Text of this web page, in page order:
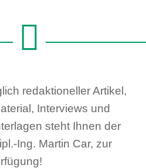
redaktioneller Artikel,
Interviews und
steht Ihnen der
Ing. Martin Car, zur